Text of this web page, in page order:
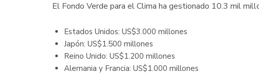
El Fondo Verde para el Clima ha gestionado 10.3 mil
Estados Unidos: US$3.000 millones
Japón: US$1.500 millones
Reino Unido: US$1.200 millones
Alemania y Francia: US$1.000 millones